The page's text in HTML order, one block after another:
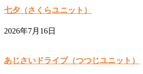
七夕（さくらユニット）
2026年7月16日
あじさいドライブ（つつじユニット）